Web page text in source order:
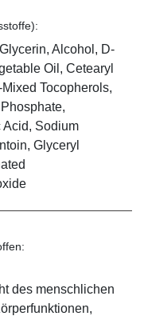
Alcohol, D-
Oil, Cetearyl
Tocopherols,
Acid, Sodium
Glyceryl
des menschlichen